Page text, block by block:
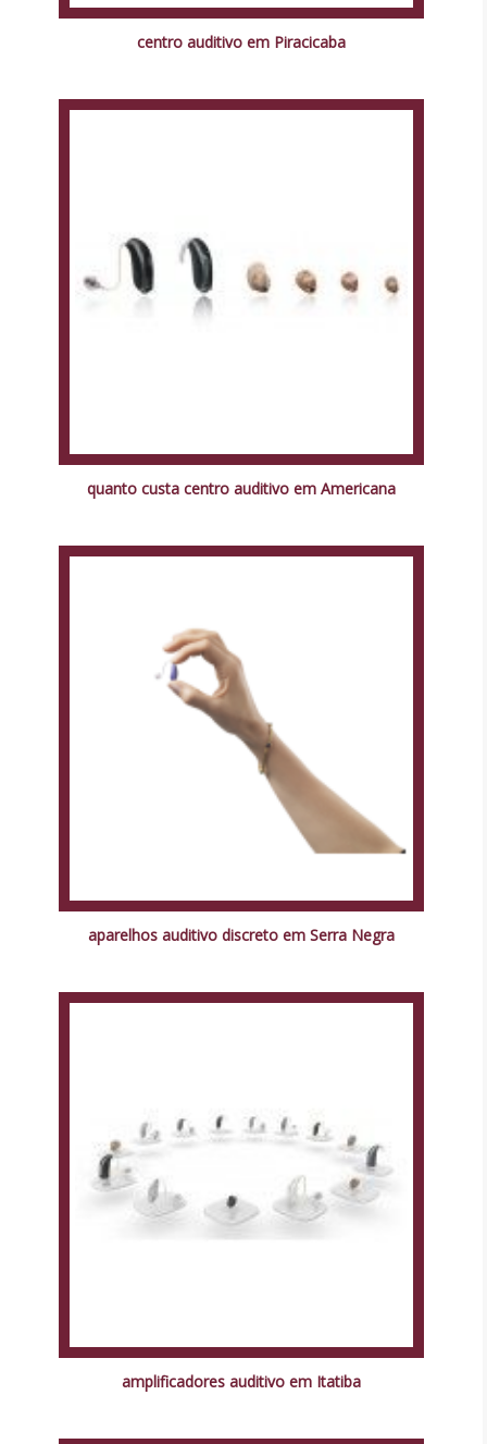
centro auditivo em Piracicaba
quanto custa centro auditivo em Americana
aparelhos auditivo discreto em Serra Negra
amplificadores auditivo em Itatiba